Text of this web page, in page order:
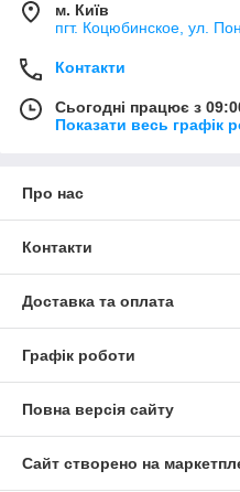
м. Київ
пгт. Коцюбинское, ул.
Контакти
Сьогодні працює з
Показати весь графік
Про нас
Контакти
Доставка та оплата
Графік роботи
Повна версія сайту
Сайт створено на